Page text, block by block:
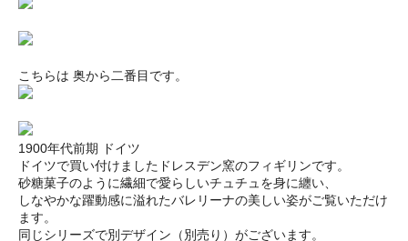
こちらは 奥から二番目です。
1900年代前期 ドイツ
ドイツで買い付けましたドレスデン窯のフィギリンです。
砂糖菓子のように繊細で愛らしいチュチュを身に纏い、
しなやかな躍動感に溢れたバレリーナの美しい姿がご覧いただけ
ます。
同じシリーズで別デザイン（別売り）がございます。